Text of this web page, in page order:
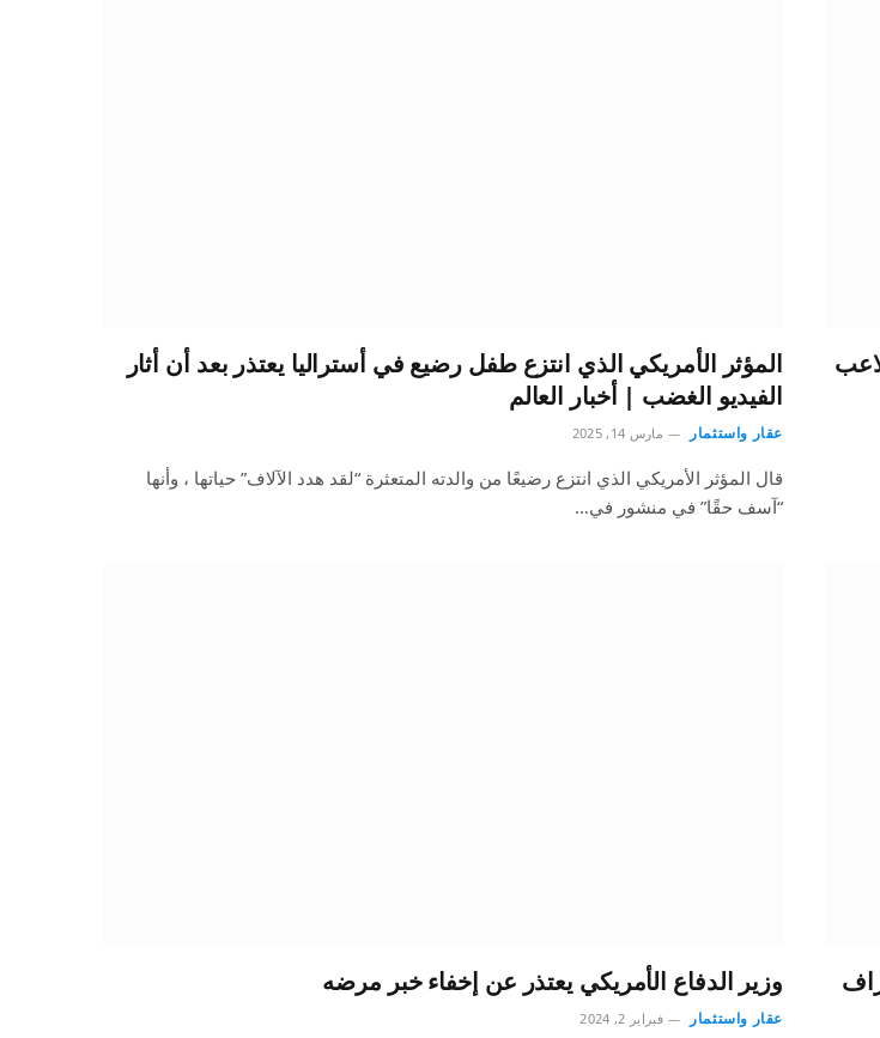
المؤثر الأمريكي الذي انتزع طفل رضيع في أستراليا يعتذر بعد أن أثار
الفيديو الغضب | أخبار العالم
عقار واستثمار مارس 14, 2025
قال المؤثر الأمريكي الذي انتزع رضيعًا من والدته المتعثرة “لقد هدد الآلاف” حياتها ، وأنها
“آسف حقًا” في منشور في…
وزير الدفاع الأمريكي يعتذر عن إخفاء خبر مرضه
عقار واستثمار فبراير 2, 2024